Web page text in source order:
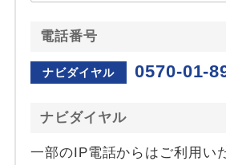
電話番号
ナビダイヤル 0570-01-
ナビダイヤル
一部のIP電話からはご利用い